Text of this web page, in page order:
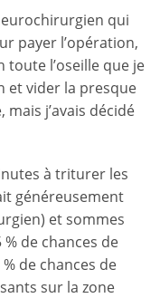
qui
payer l’opération,
l’oseille que je
et vider la presque
j’avais décidé
à triturer les
généreusement
et sommes
de chances de
de chances de
sur la zone